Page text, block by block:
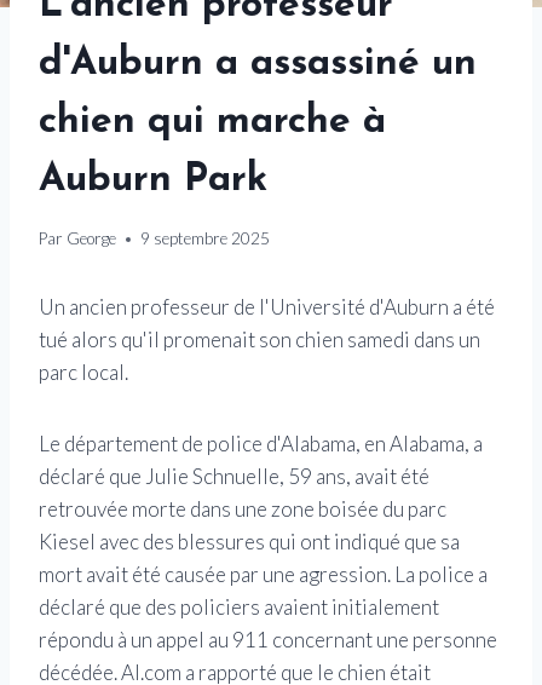
d'Auburn a assassiné un
chien qui marche à
Auburn Park
Par George 9 septembre 2025
Un ancien professeur de l'Université d'Auburn a été
tué alors qu'il promenait son chien samedi dans un
parc local.
Le département de police d'Alabama, en Alabama, a
déclaré que Julie Schnuelle, 59 ans, avait été
retrouvée morte dans une zone boisée du parc
Kiesel avec des blessures qui ont indiqué que sa
mort avait été causée par une agression. La police a
déclaré que des policiers avaient initialement
répondu à un appel au 911 concernant une personne
décédée. Al.com a rapporté que le chien était